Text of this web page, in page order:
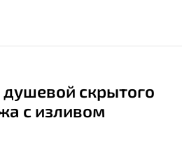
душевой скрытого
с изливом